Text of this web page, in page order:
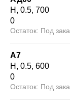
Н
0.5 700
0
Под
А7
Н
0.5 600
0
Под